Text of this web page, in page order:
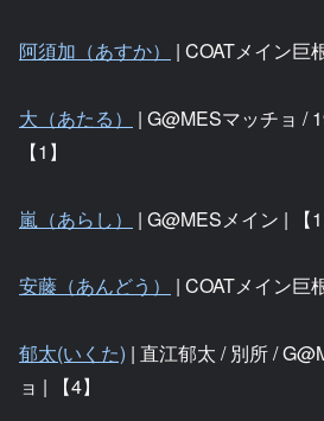
阿須加（あすか） | COATメイン巨
大（あたる）
| G@MESマッチョ /
【1】
嵐（あらし） | G@MESメイン | 【1
安藤（あんどう） | COATメイン巨
郁太(いくた) | 直江郁太 / 別所/
ョ | 【4】